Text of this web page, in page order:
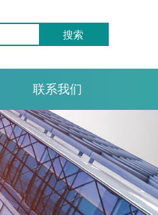
搜索
联系我们